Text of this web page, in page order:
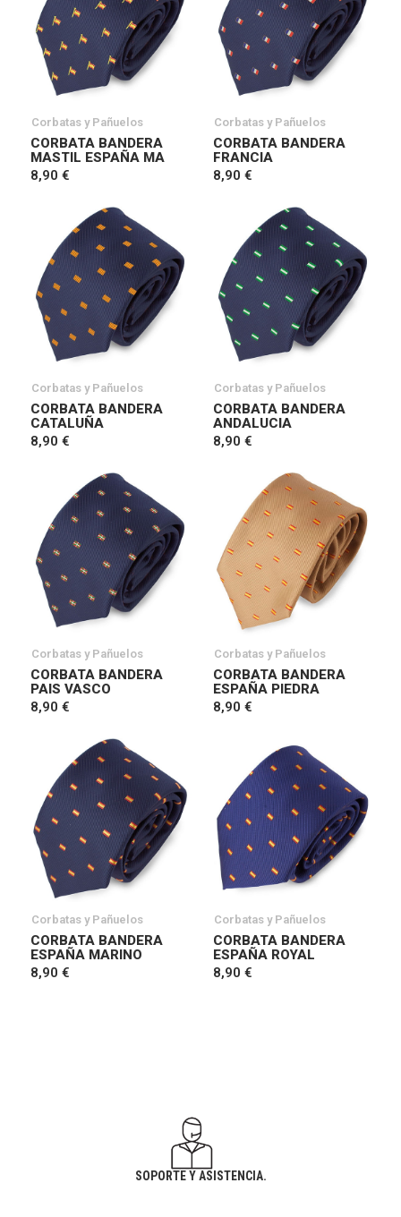
Corbatas y Pañuelos
CORBATA BANDERA
MASTIL ESPAÑA MA
8,90 €
Corbatas y Pañuelos
CORBATA BANDERA
FRANCIA
8,90 €
Corbatas y Pañuelos
CORBATA BANDERA
CATALUÑA
8,90 €
Corbatas y Pañuelos
CORBATA BANDERA
ANDALUCIA
8,90 €
Corbatas y Pañuelos
CORBATA BANDERA
PAIS VASCO
8,90 €
Corbatas y Pañuelos
CORBATA BANDERA
ESPAÑA PIEDRA
8,90 €
Corbatas y Pañuelos
CORBATA BANDERA
ESPAÑA MARINO
8,90 €
Corbatas y Pañuelos
CORBATA BANDERA
ESPAÑA ROYAL
8,90 €
SOPORTE Y ASISTENCIA.